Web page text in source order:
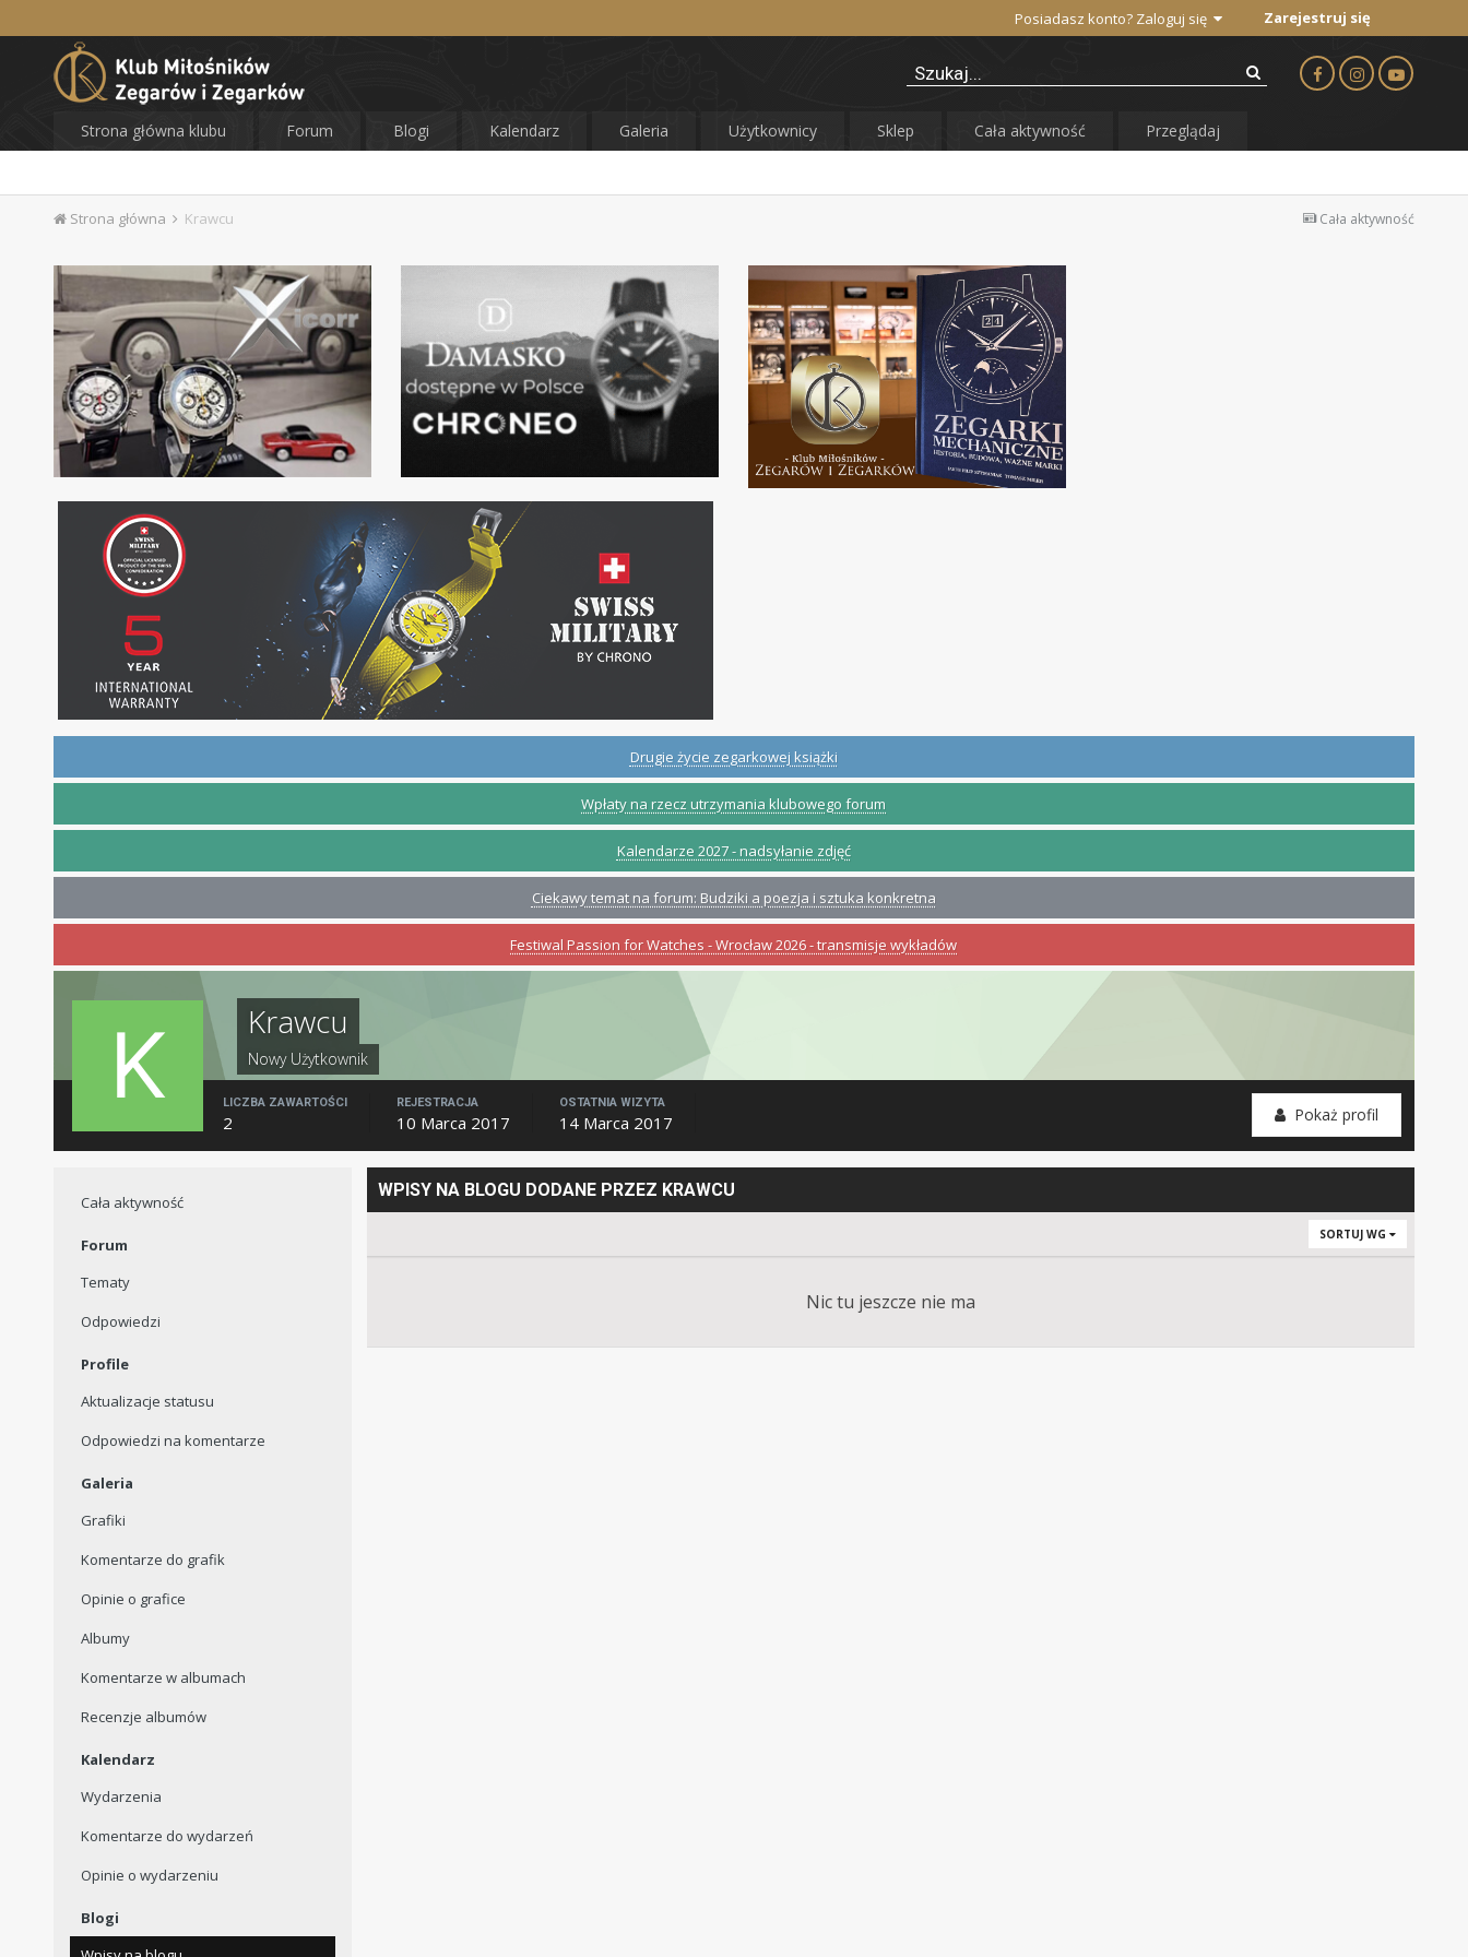
Posiadasz konto? Zaloguj się Zarejestruj się
Strona główna klubu Forum Blogi Kalendarz Galeria Użytkownicy Sklep Cała aktywność Przeglądaj
Cała aktywność
Strona główna Krawcu
Drugie życie zegarkowej książki
Wpłaty na rzecz utrzymania klubowego forum
Kalendarze 2027 - nadsyłanie zdjęć
Ciekawy temat na forum: Budziki a poezja i sztuka konkretna
Festiwal Passion for Watches - Wrocław 2026 - transmisje wykładów
Krawcu
Nowy Użytkownik
Pokaż profil
LICZBA ZAWARTOŚCI
2
REJESTRACJA
10 Marca 2017
OSTATNIA WIZYTA
14 Marca 2017
Cała aktywność
Forum
Tematy
Odpowiedzi
Profile
Aktualizacje statusu
Odpowiedzi na komentarze
Galeria
Grafiki
Komentarze do grafik
Opinie o grafice
Albumy
Komentarze w albumach
Recenzje albumów
Kalendarz
Wydarzenia
Komentarze do wydarzeń
Opinie o wydarzeniu
Blogi
WPISY NA BLOGU DODANE PRZEZ KRAWCU
SORTUJ WG
Nic tu jeszcze nie ma